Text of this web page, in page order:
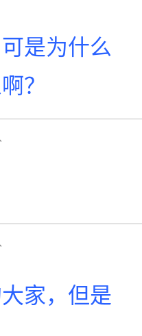
是为什么
？
家，但是